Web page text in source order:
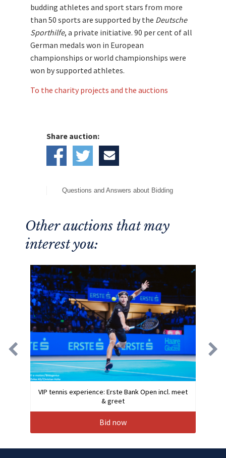
budding athletes and sport stars from more
than 50 sports are supported by the Deutsche
Sporthilfe, a private initiative. 90 per cent of all
German medals won in European
championships or world championships were
won by supported athletes.
To the charity projects and the auctions
Share auction:
Questions and Answers about Bidding
Other auctions that may
interest you:
VIP tennis experience: Erste Bank Open incl. meet
& greet
Bid now